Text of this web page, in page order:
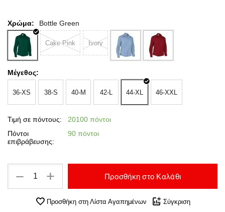
Χρώμα: Bottle Green
Cake Pink Ivory
Μέγεθος:
36-XS 38-S 40-M 42-L 44-XL 46-XXL
Τιμή σε πόντους:
20100 πόντοι
Πόντοι
επιβράβευσης:
90 πόντοι
+
− Προσθήκη στο Καλάθι
Προσθήκη στη Λίστα Αγαπημένων Σύγκριση